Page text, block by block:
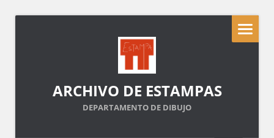
ARCHIVO DE ESTAMPAS
DEPARTAMENTO DE DIBUJO